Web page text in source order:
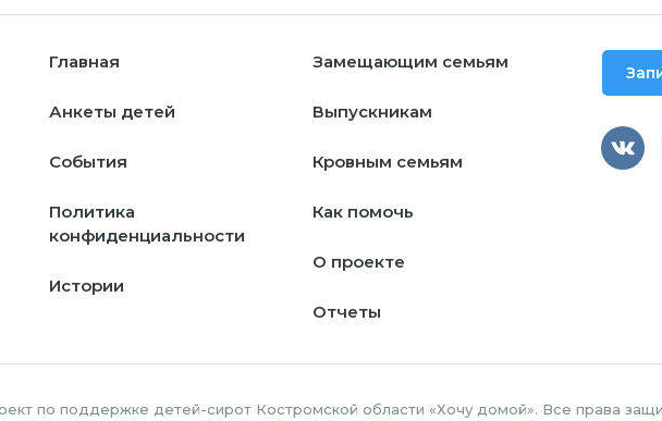
Главная
Анкеты детей
События
Политика
конфиденциальности
Истории
Замещающим семьям
Выпускникам
Кровным семьям
Как помочь
О проекте
Отчеты
по поддержке детей-сирот Костромской области «Хочу домой». Все права